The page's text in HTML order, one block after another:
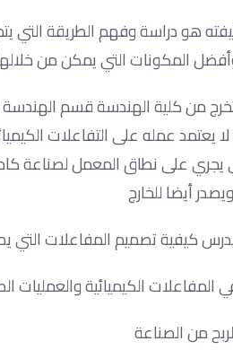
هو دراسة وفهم الطريقة التي
المكونات التي يمكن من
من كلية الهندسة قسم الهندسة
يعتمد عمله على التفاعلات
يجري على نطاق المعمل لصناعة
أيضا للخارج
كيفية تصميم المفاعلات التي
الكيميائية والعمليات
من الصناعة